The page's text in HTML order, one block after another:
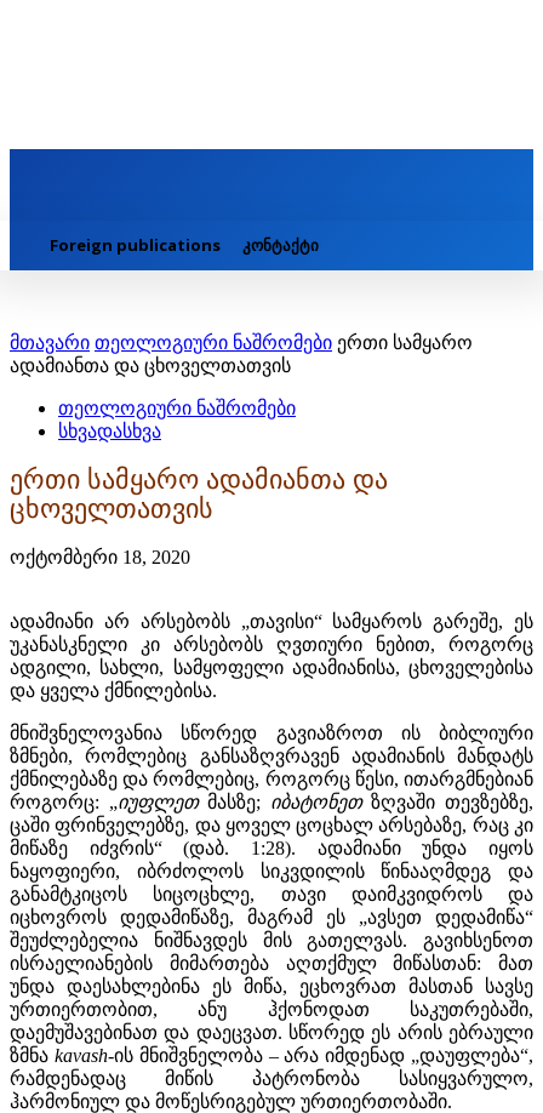
Foreign publications კონტაქტი
მთავარი თეოლოგიური ნაშრომები ერთი სამყარო
ადამიანთა და ცხოველთათვის
თეოლოგიური ნაშრომები
სხვადასხვა
ერთი სამყარო ადამიანთა და
ცხოველთათვის
ოქტომბერი 18, 2020
ადამიანი არ არსებობს „თავისი“ სამყაროს გარეშე, ეს
უკანასკნელი კი არსებობს ღვთიური ნებით, როგორც
ადგილი, სახლი, სამყოფელი ადამიანისა, ცხოველებისა
და ყველა ქმნილებისა.
მნიშვნელოვანია სწორედ გავიაზროთ ის ბიბლიური
ზმნები, რომლებიც განსაზღვრავენ ადამიანის მანდატს
ქმნილებაზე და რომლებიც, როგორც წესი, ითარგმნებიან
როგორც: „იუფლეთმასზე; იბატონეთზღვაში თევზებზე,
ცაში ფრინველებზე, და ყოველ ცოცხალ არსებაზე, რაც კი
მიწაზე იძვრის“ (დაბ. 1:28). ადამიანი უნდა იყოს
ნაყოფიერი, იბრძოლოს სიკვდილის წინააღმდეგ და
განამტკიცოს სიცოცხლე, თავი დაიმკვიდროს და
იცხოვროს დედამიწაზე, მაგრამ ეს „ავსეთ დედამიწა“
შეუძლებელია ნიშნავდეს მის გათელვას. გავიხსენოთ
ისრაელიანების მიმართება აღთქმულ მიწასთან: მათ
უნდა დაესახლებინა ეს მიწა, ეცხოვრათ მასთან სავსე
ურთიერთობით, ანუ ჰქონოდათ საკუთრებაში,
დაემუშავებინათ და დაეცვათ. სწორედ ეს არის ებრაული
ზმნა kavash-ის მნიშვნელობა – არა იმდენად „დაუფლება“,
რამდენადაც მიწის პატრონობა სასიყვარულო,
ჰარმონიულ და მოწესრიგებულ ურთიერთობაში.